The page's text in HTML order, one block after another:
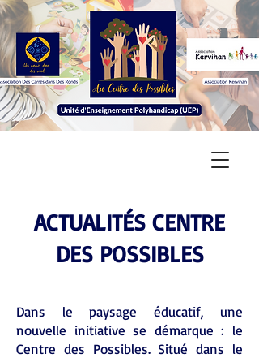
ACTUALITÉS CENTRE
DES POSSIBLES
Dans le paysage éducatif, une
nouvelle initiative se démarque : le
Centre des Possibles. Situé dans le